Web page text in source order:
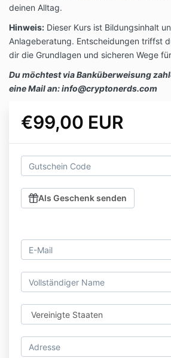
deinen Alltag.
Hinweis: Dieser Kurs ist Bildungsinhalt
Anlageberatung. Entscheidungen triffst
dir die Grundlagen und sicheren Wege
Du möchtest via Banküberweisung
eine Mail an: info@cryptonerds.com
€99,00 EUR
Als Geschenk senden